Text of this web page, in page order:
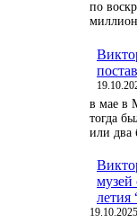
по
в мае в
тогда
или два
музей
летия
19.10.2025